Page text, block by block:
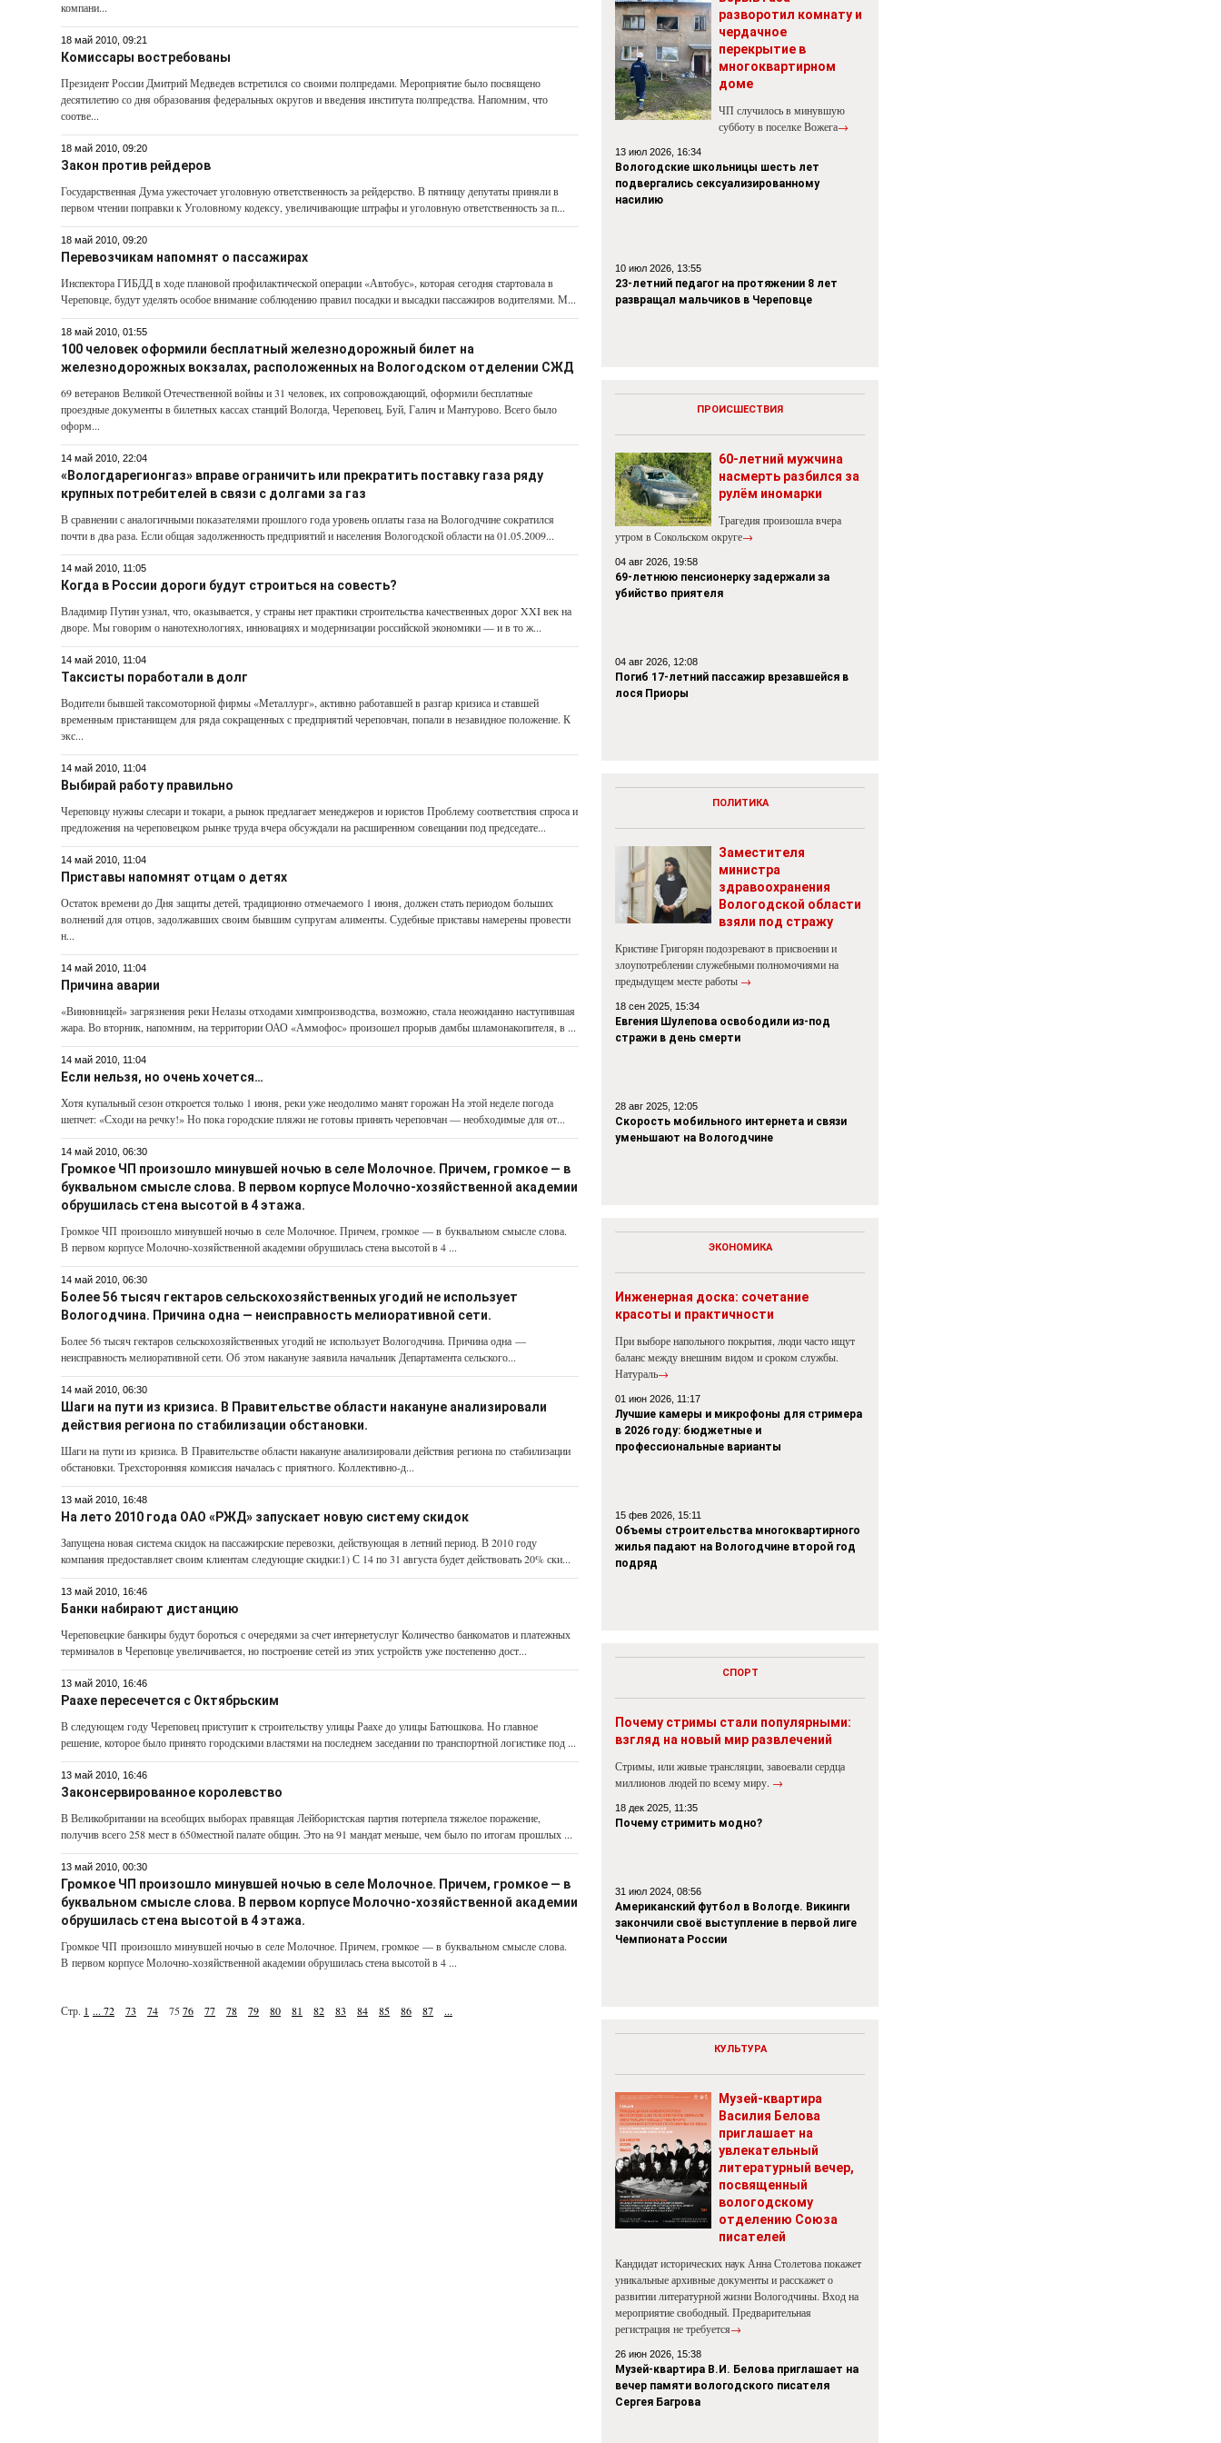
компани...
18 май 2010, 09:21
Комиссары востребованы
Президент России Дмитрий Медведев встретился со своими полпредами. Мероприятие было посвящено
десятилетию со дня образования федеральных округов и введения института полпредства. Напомним, что
соотве...
18 май 2010, 09:20
Закон против рейдеров
Государственная Дума ужесточает уголовную ответственность за рейдерство. В пятницу депутаты приняли в
первом чтении поправки к Уголовному кодексу, увеличивающие штрафы и уголовную ответственность за п...
18 май 2010, 09:20
Перевозчикам напомнят о пассажирах
Инспектора ГИБДД в ходе плановой профилактической операции «Автобус», которая сегодня стартовала в
Череповце, будут уделять особое внимание соблюдению правил посадки и высадки пассажиров водителями. М...
18 май 2010, 01:55
100 человек оформили бесплатный железнодорожный билет на
железнодорожных вокзалах, расположенных на Вологодском отделении СЖД
69 ветеранов Великой Отечественной войны и 31 человек, их сопровождающий, оформили бесплатные
проездные документы в билетных кассах станций Вологда, Череповец, Буй, Галич и Мантурово. Всего было
оформ...
14 май 2010, 22:04
«Вологдарегионгаз» вправе ограничить или прекратить поставку газа ряду
крупных потребителей в связи с долгами за газ
В сравнении с аналогичными показателями прошлого года уровень оплаты газа на Вологодчине сократился
почти в два раза. Если общая задолженность предприятий и населения Вологодской области на 01.05.2009...
14 май 2010, 11:05
Когда в России дороги будут строиться на совесть?
Владимир Путин узнал, что, оказывается, у страны нет практики строительства качественных дорог XXI век на
дворе. Мы говорим о нанотехнологиях, инновациях и модернизации российской экономики — и в то ж...
14 май 2010, 11:04
Таксисты поработали в долг
Водители бывшей таксомоторной фирмы «Металлург», активно работавшей в разгар кризиса и ставшей
временным пристанищем для ряда сокращенных с предприятий череповчан, попали в незавидное положение. К
экс...
14 май 2010, 11:04
Выбирай работу правильно
Череповцу нужны слесари и токари, а рынок предлагает менеджеров и юристов Проблему соответствия спроса и
предложения на череповецком рынке труда вчера обсуждали на расширенном совещании под председате...
14 май 2010, 11:04
Приставы напомнят отцам о детях
Остаток времени до Дня защиты детей, традиционно отмечаемого 1 июня, должен стать периодом больших
волнений для отцов, задолжавших своим бывшим супругам алименты. Судебные приставы намерены провести
н...
14 май 2010, 11:04
Причина аварии
«Виновницей» загрязнения реки Нелазы отходами химпроизводства, возможно, стала неожиданно наступившая
жара. Во вторник, напомним, на территории ОАО «Аммофос» произошел прорыв дамбы шламонакопителя, в ...
14 май 2010, 11:04
Если нельзя, но очень хочется…
Хотя купальный сезон откроется только 1 июня, реки уже неодолимо манят горожан На этой неделе погода
шепчет: «Сходи на речку!» Но пока городские пляжи не готовы принять череповчан — необходимые для от...
14 май 2010, 06:30
Громкое ЧП произошло минувшей ночью в селе Молочное. Причем, громкое — в
буквальном смысле слова. В первом корпусе Молочно-хозяйственной академии
обрушилась стена высотой в 4 этажа.
Громкое ЧП произошло минувшей ночью в селе Молочное. Причем, громкое — в буквальном смысле слова.
В первом корпусе Молочно-хозяйственной академии обрушилась стена высотой в 4 ...
14 май 2010, 06:30
Более 56 тысяч гектаров сельскохозяйственных угодий не использует
Вологодчина. Причина одна — неисправность мелиоративной сети.
Более 56 тысяч гектаров сельскохозяйственных угодий не использует Вологодчина. Причина одна —
неисправность мелиоративной сети. Об этом накануне заявила начальник Департамента сельского...
14 май 2010, 06:30
Шаги на пути из кризиса. В Правительстве области накануне анализировали
действия региона по стабилизации обстановки.
Шаги на пути из кризиса. В Правительстве области накануне анализировали действия региона по стабилизации
обстановки. Трехсторонняя комиссия началась с приятного. Коллективно-д...
13 май 2010, 16:48
На лето 2010 года ОАО «РЖД» запускает новую систему скидок
Запущена новая система скидок на пассажирские перевозки, действующая в летний период. В 2010 году
компания предоставляет своим клиентам следующие скидки:1) С 14 по 31 августа будет действовать 20% ски...
13 май 2010, 16:46
Банки набирают дистанцию
Череповецкие банкиры будут бороться с очередями за счет интернет­услуг Количество банкоматов и платежных
терминалов в Череповце увеличивается, но построение сетей из этих устройств уже постепенно дост...
13 май 2010, 16:46
Раахе пересечется с Октябрьским
В следующем году Череповец приступит к строитель­ству улицы Раахе до улицы Батюшкова. Но главное
решение, которое было принято городскими властями на последнем заседании по транспортной логистике под ...
13 май 2010, 16:46
Законсервированное королевство
В Великобритании на всеобщих выборах правящая Лейбористская партия потерпела тяжелое поражение,
получив всего 258 мест в 650­местной палате общин. Это на 91 мандат меньше, чем было по итогам прошлых ...
13 май 2010, 00:30
Громкое ЧП произошло минувшей ночью в селе Молочное. Причем, громкое — в
буквальном смысле слова. В первом корпусе Молочно-хозяйственной академии
обрушилась стена высотой в 4 этажа.
Громкое ЧП произошло минувшей ночью в селе Молочное. Причем, громкое — в буквальном смысле слова.
В первом корпусе Молочно-хозяйственной академии обрушилась стена высотой в 4 ...
Стр. 1 ... 72 73 74 7576 77 78 79 80 81 82 83 84 85 86 87 ...
разворотил комнату и
чердачное
перекрытие в
многоквартирном
доме
ЧП случилось в минувшую
субботу в поселке Вожега→
13 июл 2026, 16:34
Вологодские школьницы шесть лет
подвергались сексуализированному
насилию
10 июл 2026, 13:55
23-летний педагог на протяжении 8 лет
развращал мальчиков в Череповце
ПРОИСШЕСТВИЯ
60-летний мужчина
насмерть разбился за
рулём иномарки
Трагедия произошла вчера
утром в Сокольском округе→
04 авг 2026, 19:58
69-летнюю пенсионерку задержали за
убийство приятеля
04 авг 2026, 12:08
Погиб 17-летний пассажир врезавшейся в
лося Приоры
ПОЛИТИКА
Заместителя
министра
здравоохранения
Вологодской области
взяли под стражу
Кристине Григорян подозревают в присвоении и
злоупотреблении служебными полномочиями на
предыдущем месте работы →
18 сен 2025, 15:34
Евгения Шулепова освободили из-под
стражи в день смерти
28 авг 2025, 12:05
Скорость мобильного интернета и связи
уменьшают на Вологодчине
ЭКОНОМИКА
Инженерная доска: сочетание
красоты и практичности
При выборе напольного покрытия, люди часто ищут
баланс между внешним видом и сроком службы.
Натураль→
01 июн 2026, 11:17
Лучшие камеры и микрофоны для стримера
в 2026 году: бюджетные и
профессиональные варианты
15 фев 2026, 15:11
Объемы строительства многоквартирного
жилья падают на Вологодчине второй год
подряд
СПОРТ
Почему стримы стали популярными:
взгляд на новый мир развлечений
Стримы, или живые трансляции, завоевали сердца
миллионов людей по всему миру. →
18 дек 2025, 11:35
Почему стримить модно?
31 июл 2024, 08:56
Американский футбол в Вологде. Викинги
закончили своё выступление в первой лиге
Чемпионата России
КУЛЬТУРА
Музей-квартира
Василия Белова
приглашает на
увлекательный
литературный вечер,
посвященный
вологодскому
отделению Союза
писателей
Кандидат исторических наук Анна Столетова покажет
уникальные архивные документы и расскажет о
развитии литературной жизни Вологодчины. Вход на
мероприятие свободный. Предварительная
регистрация не требуется→
26 июн 2026, 15:38
Музей-квартира В.И. Белова приглашает на
вечер памяти вологодского писателя
Сергея Багрова